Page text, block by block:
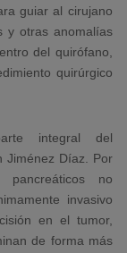
guiar al cirujano
y otras anomalías
del quirófano,
quirúrgico
integral del
Jiménez Díaz. Por
pancreáticos no
invasivo
en el tumor,
de forma más